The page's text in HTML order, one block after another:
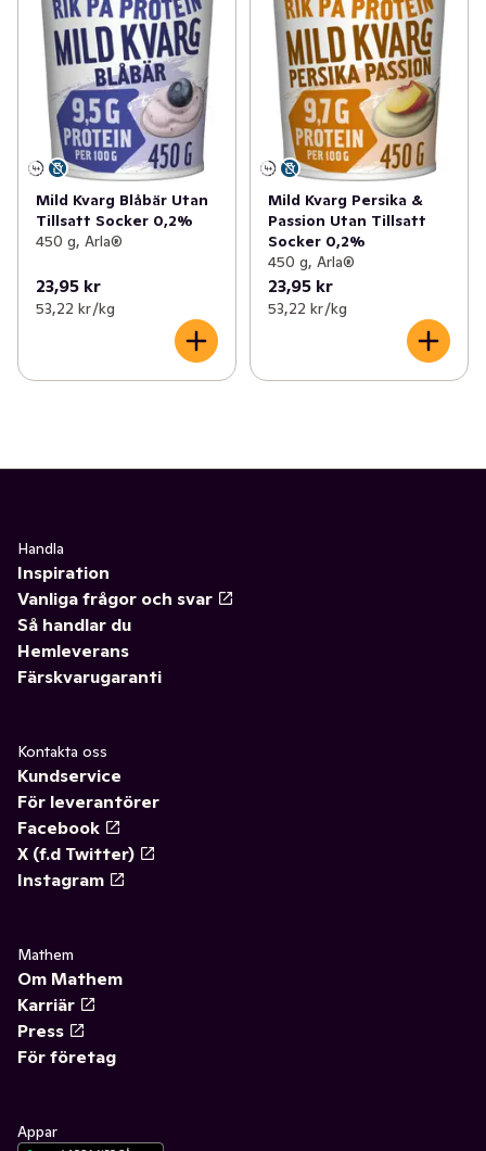
Mild Kvarg Blåbär Utan
Tillsatt Socker 0,2%
450 g, Arla®
23,95 kr
53,22 kr /kg
Mild Kvarg Persika &
Passion Utan Tillsatt
Socker 0,2%
450 g, Arla®
23,95 kr
53,22 kr /kg
Handla
Inspiration
Vanliga frågor och svar
Så handlar du
Hemleverans
Färskvarugaranti
Kontakta oss
Kundservice
För leverantörer
Facebook
X (f.d Twitter)
Instagram
Mathem
Om Mathem
Karriär
Press
För företag
Appar